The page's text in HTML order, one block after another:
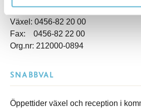
Växel: 0456-82 20 00
Fax: 0456-82 22 00
Org.nr: 212000-0894
SNABBVAL
Öppettider växel och reception i